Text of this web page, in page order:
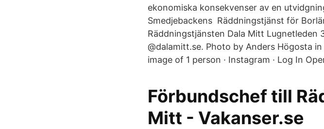
ekonomiska konsekvenser av en
Smedjebackens Räddningstjänst för
Räddningstjänsten Dala Mitt Lugnetleden
@dalamitt.se. Photo by Anders Högosta
image of 1 person · Instagram · Log In
Förbundschef till
Mitt - Vakanser.se